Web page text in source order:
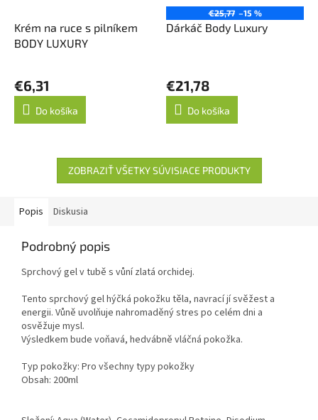
Krém na ruce s pilníkem
BODY LUXURY
€6,31
Do košíka
€25,77 –15 %
Dárkáč Body Luxury
€21,78
Do košíka
ZOBRAZIŤ VŠETKY SÚVISIACE PRODUKTY
Popis Diskusia
Podrobný popis
Sprchový gel v tubě s vůní zlatá orchidej.
Tento sprchový gel hýčká pokožku těla, navrací jí svěžest a
energii. Vůně uvolňuje nahromaděný stres po celém dni a
osvěžuje mysl.
Výsledkem bude voňavá, hedvábně vláčná pokožka.
Typ pokožky: Pro všechny typy pokožky
Obsah: 200ml